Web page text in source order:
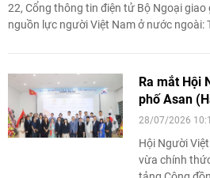
22, Cổng thông tin điện tử Bộ Ngoại
nguồn lực người Việt Nam ở nước ngoài:
Ra mắt Hội
phố Asan
28/07/2026
Hội Người
vừa chính